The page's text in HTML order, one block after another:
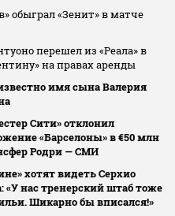
обыграл «Зенит» в матче
перешел из «Реала» в
на правах аренды
имя сына Валерия
Сити» отклонил
«Барселоны» в €50 млн
Родри — СМИ
хотят видеть Серхио
«У нас тренерский штаб тоже
Шикарно бы вписался!»